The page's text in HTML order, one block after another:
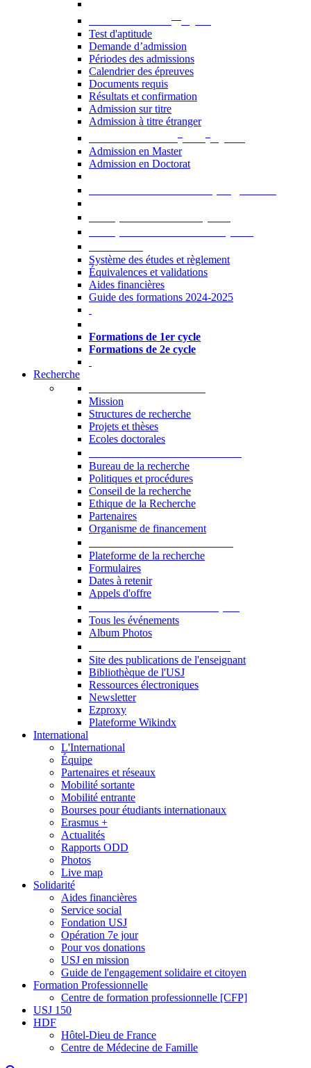
Test d'aptitude
Demande d’admission
Périodes des admissions
Calendrier des épreuves
Documents requis
Résultats et confirmation
Admission sur titre
Admission à titre étranger
Admission en Master
Admission en Doctorat
Système des études et règlement
Équivalences et validations
Aides financières
Guide des formations 2024-2025
Formations de 1er cycle
Formations de 2e cycle
Recherche
Mission
Structures de recherche
Projets et thèses
Ecoles doctorales
Bureau de la recherche
Politiques et procédures
Conseil de la recherche
Ethique de la Recherche
Partenaires
Organisme de financement
Plateforme de la recherche
Formulaires
Dates à retenir
Appels d'offre
Tous les événements
Album Photos
Site des publications de l'enseignant
Bibliothèque de l'USJ
Ressources électroniques
Newsletter
Ezproxy
Plateforme Wikindx
International
L'International
Équipe
Partenaires et réseaux
Mobilité sortante
Mobilité entrante
Bourses pour étudiants internationaux
Erasmus +
Actualités
Rapports ODD
Photos
Live map
Solidarité
Aides financières
Service social
Fondation USJ
Opération 7e jour
Pour vos donations
USJ en mission
Guide de l'engagement solidaire et citoyen
Formation Professionnelle
Centre de formation professionnelle [CFP]
USJ 150
HDF
Hôtel-Dieu de France
Centre de Médecine de Famille